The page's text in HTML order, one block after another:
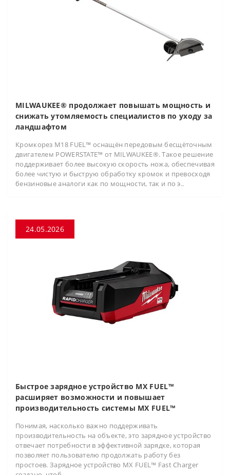
MILWAUKEE® продолжает повышать мощность и
снижать утомляемость специалистов по уходу за
ландшафтом
Кромкорез M18 FUEL™ оснащён передовым бесщёточным
двигателем POWERSTATE™ от MILWAUKEE®. Такое решение
поддерживает более высокую скорость ножа, обеспечивая
более чистую и быструю обработку кромок и превосходя
бензиновые аналоги как по мощности, так и по э..
24.05.2026
Быстрое зарядное устройство MX FUEL™
расширяет возможности и повышает
производительность системы MX FUEL™
Понимая, насколько важно поддерживать
производительность на объекте, это зарядное устройство
отвечает потребности в эффективной зарядке, которая
позволяет пользователю продолжать работу без
простоев. Зарядное устройство MX FUEL™ Fast Charger